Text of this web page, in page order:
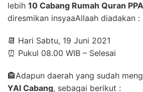
lebih 10 Cabang Rumah Quran PPA
diresmikan insyaaAllaah diadakan :
📆 Hari Sabtu, 19 Juni 2021
⏰ Pukul 08.00 WIB – Selesai
🏤Adapun daerah yang sudah
YAI Cabang, sebagai berikut :